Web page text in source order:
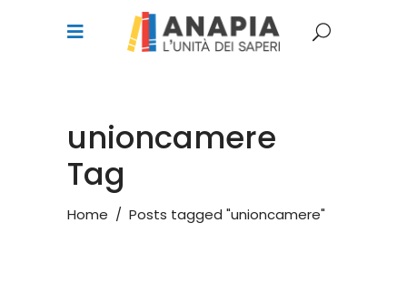
unioncamere
Tag
Home / Posts tagged "unioncamere"